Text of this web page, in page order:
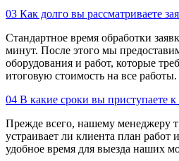
03 Как долго вы рассматриваете
Стандартное время обработки
минут. После этого мы
оборудования и работ, которые
итоговую стоимость на все работы.
04 В какие сроки вы приступаете к
Прежде всего, нашему менеджеру
устраивает ли клиента план работ
удобное время для выезда наших